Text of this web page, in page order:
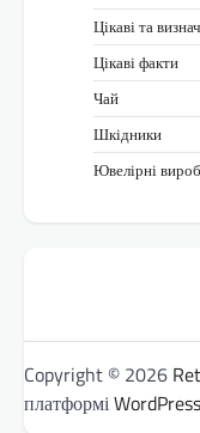
Цікаві та
Цікаві факти
Чай
Шкідники
Ювелірні
Copyright © 2026
платформіWordPress